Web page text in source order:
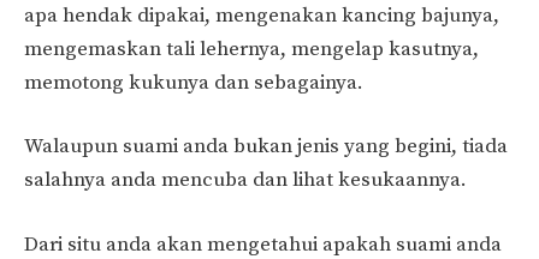
apa hendak dipakai, mengenakan kancing bajunya,
mengemaskan tali lehernya, mengelap kasutnya,
memotong kukunya dan sebagainya.
Walaupun suami anda bukan jenis yang begini, tiada
salahnya anda mencuba dan lihat kesukaannya.
Dari situ anda akan mengetahui apakah suami anda